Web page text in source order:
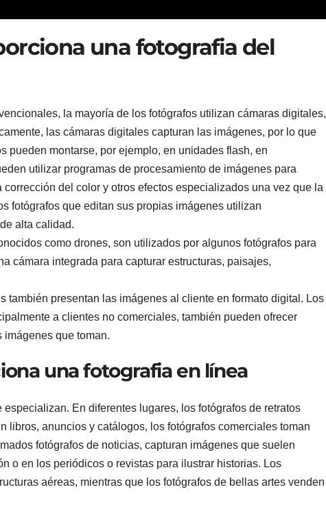
una fotografia del
la mayoría de los fotógrafos utilizan cámaras digitales,
las cámaras digitales capturan las imágenes, por lo que
pueden montarse, por ejemplo, en unidades flash, en
utilizar programas de procesamiento de imágenes para
del color y otros efectos especializados una vez que la
fotógrafos que editan sus propias imágenes utilizan
alta calidad.
como drones, son utilizados por algunos fotógrafos para
cámara integrada para capturar estructuras, paisajes,
también presentan las imágenes al cliente en formato digital. Los
a clientes no comerciales, también pueden ofrecer
imágenes que toman.
una fotografia en línea
En diferentes lugares, los fotógrafos de retratos
libros, anuncios y catálogos, los fotógrafos comerciales toman
fotógrafos de noticias, capturan imágenes que suelen
o en los periódicos o revistas para ilustrar historias. Los
aéreas, mientras que los fotógrafos de bellas artes venden